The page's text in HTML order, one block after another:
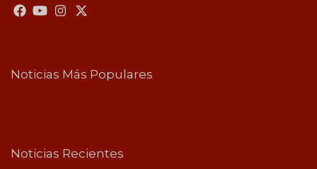
Noticias Más Populares
Noticias Recientes